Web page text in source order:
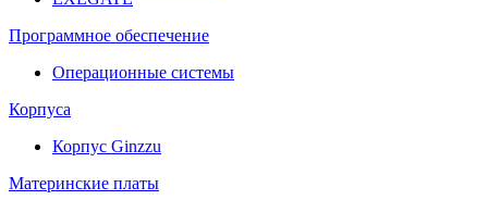
Программное обеспечение
Операционные системы
Корпуса
Корпус Ginzzu
Материнские платы